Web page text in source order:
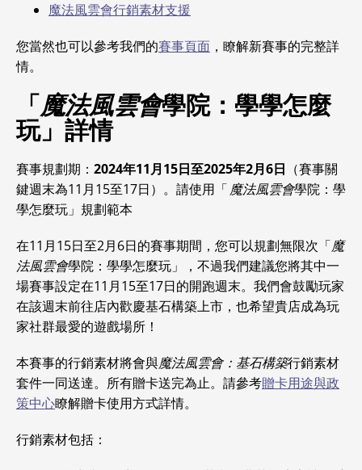
魔法風雲會行銷素材支援
您當然也可以參考我們的賽事頁面 ，瞭解新賽事的完整詳
情。
「 魔法風雲會學院：學學怎麼
玩」詳情
賽事規劃期： 2024年11月15日至2025年2月6日 （賽事關
鍵週末為11月15至17日）。請使用「魔法風雲會學院：學
學怎麼玩」規劃範本
在11月15日至2月6日的賽事期間，您可以規劃無限次「魔
法風雲會學院：學學怎麼玩」，不過我們建議您將其中一
場賽事設定在11月15至17日的開跑週末。我們會鼓勵玩家
在該週末前往店內歡慶基石構築上市，也希望貴店成為玩
家社群最愛的遊戲場所！
本賽事的行銷素材將會與魔法風雲會：基石構築行銷素材
套件一同送達。所有贈卡送完為止。請參考贈卡用途與政
策中心瞭解贈卡使用方式詳情。
行銷素材包括：